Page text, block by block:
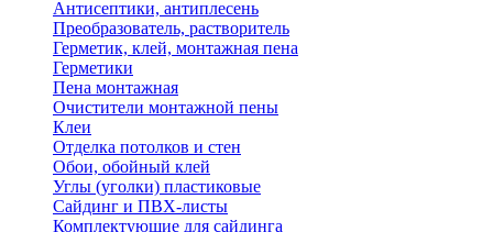
Антисептики, антиплесень
Преобразователь, растворитель
Герметик, клей, монтажная пена
Герметики
Пена монтажная
Очистители монтажной пены
Клеи
Отделка потолков и стен
Обои, обойный клей
Углы (уголки) пластиковые
Сайдинг и ПВХ-листы
Комплектующие для сайдинга